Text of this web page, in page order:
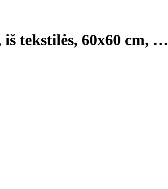
iš tekstilės, 60x60 cm, …